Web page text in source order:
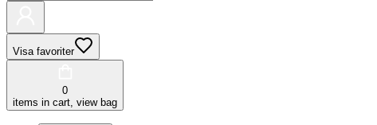
Visa favoriter
0
items in cart, view bag